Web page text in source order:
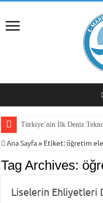
Türkiye’nin İlk Deniz
Ana Sayfa» Etiket:öğretim
Tag Archives:
Liselerin Ehliyetleri